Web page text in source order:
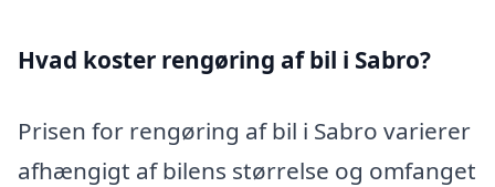
Hvad koster rengøring af bil i Sabro?
Prisen for rengøring af bil i Sabro varierer
afhængigt af bilens størrelse og omfanget